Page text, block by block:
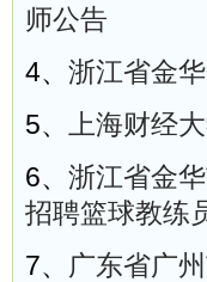
师公告
4、 浙江省金
5、 上海财经
6、 浙江省金
招聘篮球教练
7、 广东省广